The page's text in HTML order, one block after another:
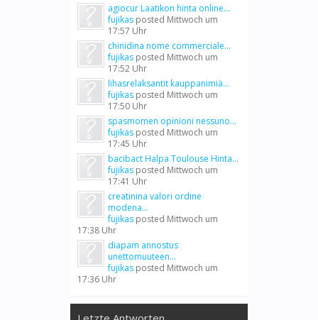
agiocur Laatikon hinta online...
fujikas posted Mittwoch um
17:57 Uhr
chinidina nome commerciale...
fujikas posted Mittwoch um
17:52 Uhr
lihasrelaksantit kauppanimiä...
fujikas posted Mittwoch um
17:50 Uhr
spasmomen opinioni nessuno...
fujikas posted Mittwoch um
17:45 Uhr
bacibact Halpa Toulouse Hinta...
fujikas posted Mittwoch um
17:41 Uhr
creatinina valori ordine
modena...
fujikas posted Mittwoch um
17:38 Uhr
diapam annostus
unettomuuteen...
fujikas posted Mittwoch um
17:36 Uhr